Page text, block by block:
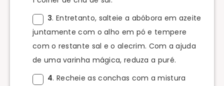
3. Entretanto, salteie a abóbora em azeite
juntamente com o alho em pó e tempere
com o restante sal e o alecrim. Com a ajuda
de uma varinha mágica, reduza a puré.
4. Recheie as conchas com a mistura